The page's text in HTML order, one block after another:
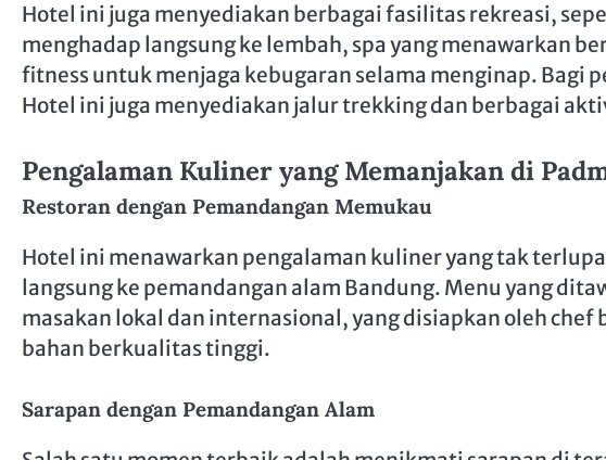
Hotel ini juga menyediakan berbagai fasilitas rekreasi,
menghadap langsung ke lembah, spa yang menawarkan
fitness untuk menjaga kebugaran selama menginap. Bagi
Hotel ini juga menyediakan jalur trekking dan berbagai
Pengalaman Kuliner yang Memanjakan di
Restoran dengan Pemandangan Memukau
Hotel ini menawarkan pengalaman kuliner yang tak
langsung ke pemandangan alam Bandung. Menu yang
masakan lokal dan internasional, yang disiapkan oleh
bahan berkualitas tinggi.
Sarapan dengan Pemandangan Alam